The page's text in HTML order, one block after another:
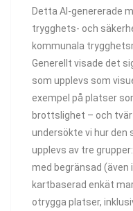
Detta AI-genererade
trygghets- och
kommunala
Generellt visade det
som upplevs som
exempel på platser
brottslighet – och
undersökte vi hur
upplevs av tre
med begränsad (även
kartbaserad enkät
otrygga platser,